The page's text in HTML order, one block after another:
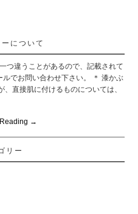
について
つ違うことがあるので、記載されて
でお問い合わせ下さい。 ＊ 漆かぶ
直接肌に付けるものについては、
→
リー